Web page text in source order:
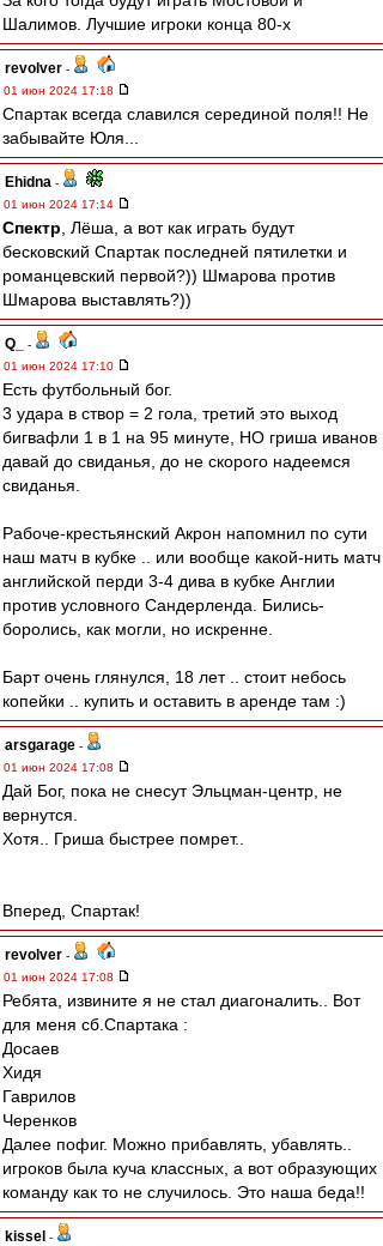
Шалимов. Лучшие игроки конца 80-х
revolver -
01 июн 2024 17:18
Спартак всегда славился серединой поля!! Не
забывайте Юля...
Ehidna -
01 июн 2024 17:14
Спектр , Лёша, а вот как играть будут
бесковский Спартак последней пятилетки и
романцевский первой?)) Шмарова против
Шмарова выставлять?))
Q_
-
01 июн 2024 17:10
Есть футбольный бог.
3 удара в створ = 2 гола, третий это выход
бигвафли 1 в 1 на 95 минуте, НО гриша иванов
давай до свиданья, до не скорого надеемся
свиданья.
Рабоче-крестьянский Акрон напомнил по сути
наш матч в кубке .. или вообще какой-нить матч
английской перди 3-4 дива в кубке Англии
против условного Сандерленда. Бились-
боролись, как могли, но искренне.
Барт очень глянулся, 18 лет .. стоит небось
копейки .. купить и оставить в аренде там :)
arsgarage -
01 июн 2024 17:08
Дай Бог, пока не снесут Эльцман-центр, не
вернутся.
Хотя.. Гриша быстрее помрет..
Вперед, Спартак!
revolver -
01 июн 2024 17:08
Ребята, извините я не стал диагоналить.. Вот
для меня сб.Спартака :
Досаев
Хидя
Гаврилов
Черенков
Далее пофиг. Можно прибавлять, убавлять..
игроков была куча классных, а вот образующих
команду как то не случилось. Это наша беда!!
kissel -